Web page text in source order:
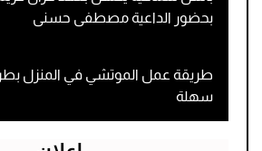
بحضور الداعية مصطفى حسنى
طريقة عمل الموتشي في المنزل
سهلة